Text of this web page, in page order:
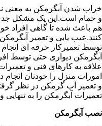
خراب شدن آبگرمکن به
و حمام است.این یک مشکل جدی
هم باعث شده تا گاهی افراد
کنند.عیب یابی و تعمیر
توسط تعمیرکار حرفه ای
آبگرمکن دیواری حتی توسط
علاقه به کارهای فنی و
امورات منزل را خودتان
و تعمیر آب گرمکن در نظر
تعمیرات آبگرمکن را به تنهایی
نصب آبگرمکن